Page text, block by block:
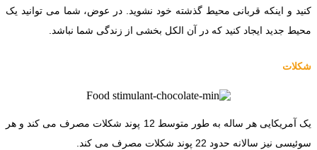
کنید و اینکه قربانی محیط گذشته خود نشوید. در عوض، شما می توانید یک
محیط جدید ایجاد کنید که در آن الکل بخشی از زندگی شما نباشد.
شکلات
یک آمریکایی هر ساله به طور متوسط 12 پوند شکلات مصرف می کند و هر
سوئیسی نیز سالانه حدود 22 پوند شکلات مصرف می کند.